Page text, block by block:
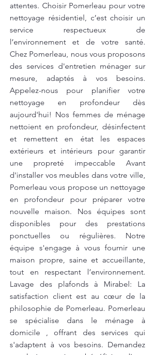
attentes. Choisir Pomerleau pour votre
nettoyage résidentiel, c’est choisir un
service respectueux de
l’environnement et de votre santé.
Chez Pomerleau, nous vous proposons
des services d'entretien ménager sur
mesure, adaptés à vos besoins.
Appelez-nous pour planifier votre
nettoyage en profondeur dès
aujourd'hui! Nos femmes de ménage
nettoient en profondeur, désinfectent
et remettent en état les espaces
extérieurs et intérieurs pour garantir
une propreté impeccable Avant
d'installer vos meubles dans votre ville,
Pomerleau vous propose un nettoyage
en profondeur pour préparer votre
nouvelle maison. Nos équipes sont
disponibles pour des prestations
ponctuelles ou régulières. Notre
équipe s'engage à vous fournir une
maison propre, saine et accueillante,
tout en respectant l’environnement.
Lavage des plafonds à Mirabel: La
satisfaction client est au cœur de la
philosophie de Pomerleau. Pomerleau
se spécialise dans le ménage à
domicile , offrant des services qui
s'adaptent à vos besoins. Demandez